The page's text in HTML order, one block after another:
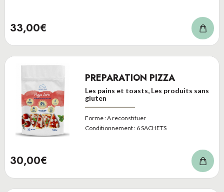
33,00€
PREPARATION PIZZA
Les pains et toasts, Les produits sans
gluten
Forme :A reconstituer
Conditionnement : 6 SACHETS
30,00€